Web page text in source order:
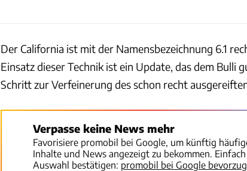
Der California ist mit der Namensbezeichnung 6.1
Einsatz dieser Technik ist ein Update, das dem Bulli
Schritt zur Verfeinerung des schon recht
Verpasse keine News mehr
Favorisiere promobil bei Google, um künftig
Inhalte und News angezeigt zu bekommen.
Auswahl bestätigen: promobil bei Google